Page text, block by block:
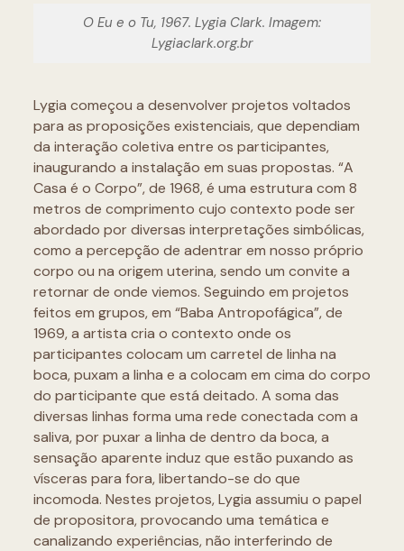
O Eu e o Tu, 1967. Lygia Clark. Imagem:
Lygiaclark.org.br
Lygia começou a desenvolver projetos voltados
para as proposições existenciais, que dependiam
da interação coletiva entre os participantes,
inaugurando a instalação em suas propostas. “A
Casa é o Corpo”, de 1968, é uma estrutura com 8
metros de comprimento cujo contexto pode ser
abordado por diversas interpretações simbólicas,
como a percepção de adentrar em nosso próprio
corpo ou na origem uterina, sendo um convite a
retornar de onde viemos. Seguindo em projetos
feitos em grupos, em “Baba Antropofágica”, de
1969, a artista cria o contexto onde os
participantes colocam um carretel de linha na
boca, puxam a linha e a colocam em cima do corpo
do participante que está deitado. A soma das
diversas linhas forma uma rede conectada com a
saliva, por puxar a linha de dentro da boca, a
sensação aparente induz que estão puxando as
vísceras para fora, libertando-se do que
incomoda. Nestes projetos, Lygia assumiu o papel
de propositora, provocando uma temática e
canalizando experiências, não interferindo de